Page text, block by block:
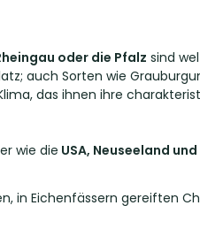
oder die Pfalz sind
auch Sorten wie
das ihnen ihre
wie die USA, Neuseeland
Eichenfässern gereiften